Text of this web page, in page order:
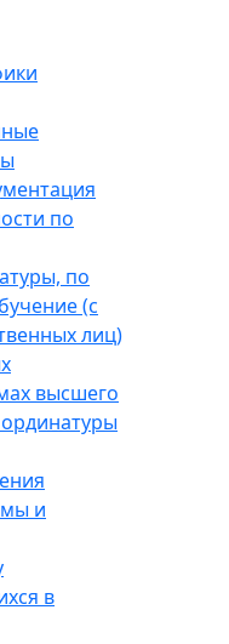
по
по
(с
лиц)
высшего
и
в